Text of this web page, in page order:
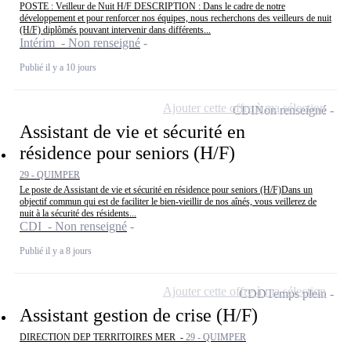
POSTE : Veilleur de Nuit H/F DESCRIPTION : Dans le cadre de notre
développement et pour renforcer nos équipes, nous recherchons des veilleurs de nuit
(H/F) diplômés pouvant intervenir dans différents...
Intérim - Non renseigné
Publié il y a 10 jours
Assistant de vie et sécurité en
résidence pour seniors (H/F)
29 - QUIMPER
Le poste de Assistant de vie et sécurité en résidence pour seniors (H/F)Dans un
objectif commun qui est de faciliter le bien-vieillir de nos aînés, vous veillerez de
nuit à la sécurité des résidents...
CDI - Non renseigné
Publié il y a 8 jours
CDINon renseigné
Ajouter cette offre à ma sélection
Assistant gestion de crise (H/F)
DIRECTION DEP TERRITOIRES MER - 29 - QUIMPER
CDDTemps plein
Ajouter cette offre à ma sélection